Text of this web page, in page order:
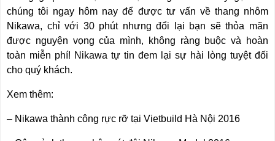
chúng tôi ngay hôm nay để được tư vấn về thang nhôm
Nikawa, chỉ với 30 phút nhưng đổi lại bạn sẽ thỏa mãn
được nguyện vọng của mình, không ràng buộc và hoàn
toàn miễn phí! Nikawa tự tin đem lại sự hài lòng tuyệt đối
cho quý khách.
Xem thêm:
– Nikawa thành công rực rỡ tại Vietbuild Hà Nội 2016